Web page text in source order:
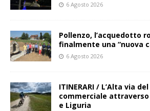
6 Agosto 2026
Pollenzo, l’acquedotto
finalmente una “nuova
6 Agosto 2026
ITINERARI / L’Alta via
commerciale attraverso
e Liguria